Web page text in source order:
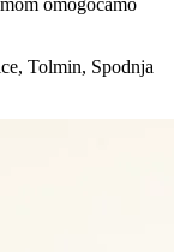
Tolmin, Spodnja